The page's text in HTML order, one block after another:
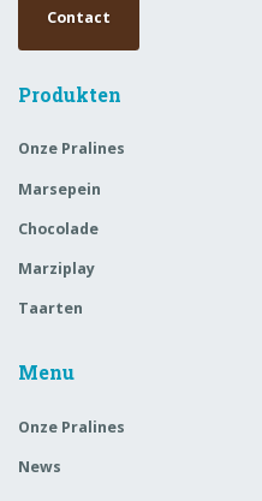
Contact
Produkten
Onze Pralines
Marsepein
Chocolade
Marziplay
Taarten
Menu
Onze Pralines
News